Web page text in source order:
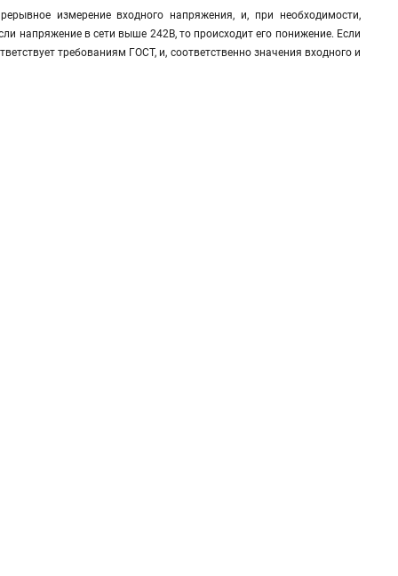
измерение входного напряжения, и, при необходимости,
напряжение в сети выше 242В, то происходит его понижение. Если
требованиям ГОСТ, и, соответственно значения входного и